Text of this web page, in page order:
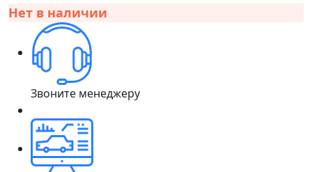
Нет в наличии
Звоните менеджеру